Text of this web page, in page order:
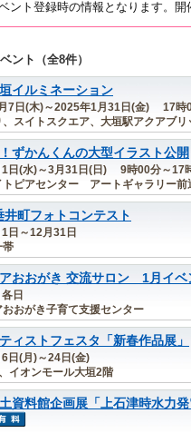
ント登録時の情報となります。開
ント（全8件）
イルミネーション
7日(木)～2025年1月31日(金) 17時
スイトスクエア、大垣駅アクアブリ
ずかんくんの大型イラスト公開
1日(水)～3月31日(日) 9時00分～17
トピアセンター アートギャラリー前
井町フォトコンテスト
日～12月31日
帯
おおがき 交流サロン 1月イベ
日
おおがき子育て支援センター
ィストフェスタ「新春作品展」
日(月)～24日(金)
イオンモール大垣2階
資料館企画展「上石津時水力